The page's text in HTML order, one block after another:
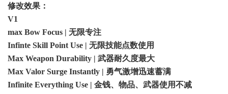
修改效果：
V1
max Bow Focus | 无限专注
Infinte Skill Point Use | 无限技能点数使用
Max Weapon Durability | 武器耐久度最大
Max Valor Surge Instantly | 勇气激增迅速蓄满
Infinite Everything Use | 金钱、物品、武器使用不减